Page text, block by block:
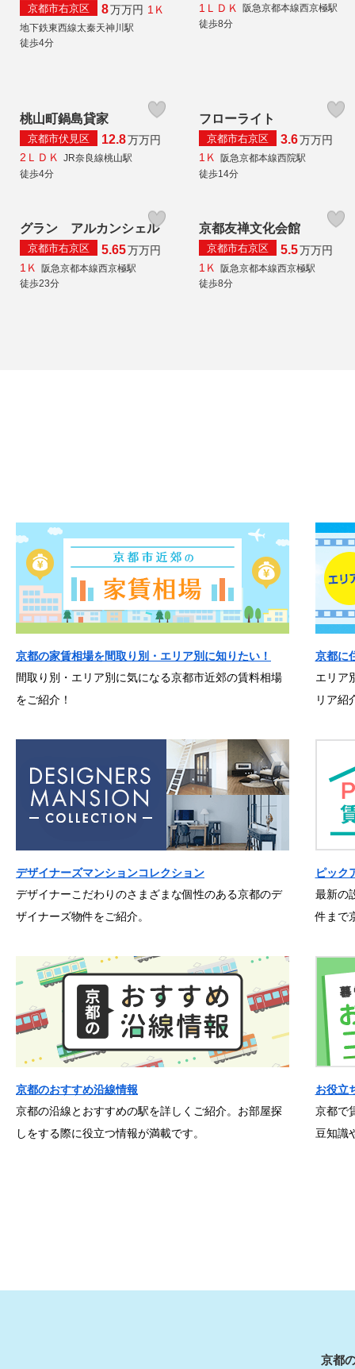
京都市右京区 8万万円 1Ｋ
地下鉄東西線太秦天神川駅
徒歩4分
1ＬＤＫ
阪急京都本線西京極駅
徒歩8分
桃山町鍋島貸家
京都市伏見区 12.8万万円
2ＬＤＫ JR奈良線桃山駅
徒歩4分
フローライト
京都市右京区 3.6万万円
1Ｋ 阪急京都本線西院駅
徒歩14分
グラン アルカンシェル
京都市右京区 5.65万万円
1Ｋ
阪急京都本線西京極駅
徒歩23分
京都友禅文化会館
京都市右京区 5.5万万円
1Ｋ
阪急京都本線西京極駅
徒歩8分
京都の家賃相場を間取り別・エリア別に知りたい！
間取り別・エリア別に気になる京都市近郊の賃料相場
をご紹介！
京都に
エリア
リア紹
デザイナーズマンションコレクション
デザイナーこだわりのさまざまな個性のある京都のデ
ザイナーズ物件をご紹介。
ピック
最新の
件まで
京都のおすすめ沿線情報
京都の沿線とおすすめの駅を詳しくご紹介。お部屋探
しをする際に役立つ情報が満載です。
お役立
京都で
豆知識
京都